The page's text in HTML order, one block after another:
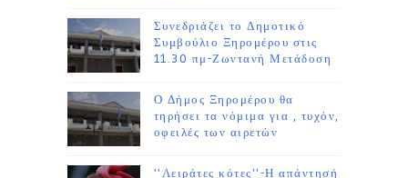
Συνεδριάζει το Δημοτικό
Συμβούλιο Ξηρομέρου στις
11.30 πμ-Ζωντανή Μετάδοση
Ο Δήμος Ξηρομέρου θα
τηρήσει τα νόμιμα για , τυχόν,
οφειλές των αιρετών
''Λειράτες κότες''-Η απάντησή